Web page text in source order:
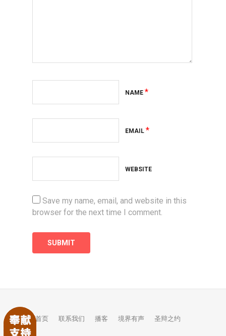
NAME *
EMAIL *
WEBSITE
Save my name, email, and website in this
browser for the next time I comment.
首页 联系我们 播客 境界有声 圣辩之约